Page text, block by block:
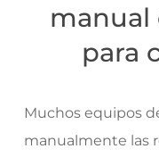
manual
para
Muchos equipos
manualmente las